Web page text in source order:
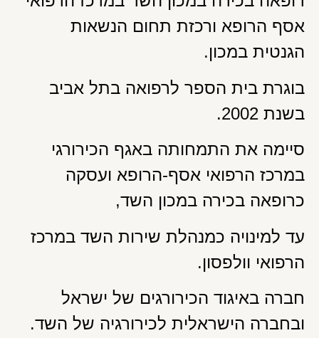
אסף הרופא ורכזת תחום הנשאות
הגנטית במכון.
בוגרת בית הספר לרפואה בתל אביב
בשנת 2002.
סיימה את התמחותה באגף הכירורגי
במרכז הרפואי אסף-הרופא ועסקה
כרופאה בכירה במכון השד,
עד למינויה כמנהלת שירות השד במרכז
הרפואי וולפסון.
חברה באיגוד הכירורגים של ישראל
ובחברה הישראלית לכירורגיה של השד.